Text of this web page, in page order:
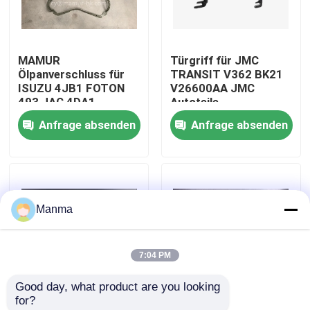
Qualitätskontrolle
Treten Sie mit uns in Verbindung
LKW-Autoteil
Isuzu Engine Parts
MAMUR
Ölpanverschluss für
ISUZU 4JB1 FOTON
493 JAC 4DA1 -
Ersatz von
hochwertigen
Motorverschlüssen
Anfrage absenden
Türgriff für JMC
TRANSIT V362 BK21
V26600AA JMC
Autoteile
Anfrage absenden
Hochleistungs-
Manma
7:04 PM
Good day, what product are you looking
for?